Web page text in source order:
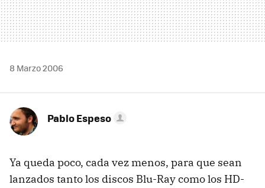
8 Marzo 2006
Pablo Espeso
Ya queda poco, cada vez menos, para que sean
lanzados tanto los discos Blu-Ray como los HD-